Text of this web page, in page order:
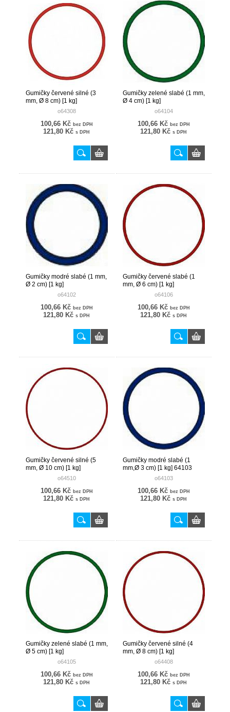
Gumičky červené silné (3
mm, Ø 8 cm) [1 kg]
o64308
100,66 Kč bez DPH
121,80 Kč s DPH
Gumičky zelené slabé (1 mm,
Ø 4 cm) [1 kg]
o64104
100,66 Kč bez DPH
121,80 Kč s DPH
Gumičky modré slabé (1 mm,
Ø 2 cm) [1 kg]
o64102
100,66 Kč bez DPH
121,80 Kč s DPH
Gumičky červené slabé (1
mm, Ø 6 cm) [1 kg]
o64106
100,66 Kč bez DPH
121,80 Kč s DPH
Gumičky červené silné (5
mm, Ø 10 cm) [1 kg]
o64510
100,66 Kč bez DPH
121,80 Kč s DPH
Gumičky modré slabé (1
mm,Ø 3 cm) [1 kg] 64103
o64103
100,66 Kč bez DPH
121,80 Kč s DPH
Gumičky zelené slabé (1 mm,
Ø 5 cm) [1 kg]
o64105
100,66 Kč bez DPH
121,80 Kč s DPH
Gumičky červené silné (4
mm, Ø 8 cm) [1 kg]
o64408
100,66 Kč bez DPH
121,80 Kč s DPH